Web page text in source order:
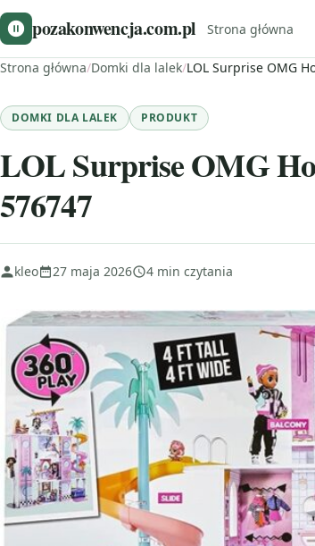
pozakonwencja.com.pl Strona główna
Strona główna/Domki dla lalek/LOL Surprise OMG
DOMKI DLA LALEK PRODUKT
LOL Surprise OMG
576747
kleo 27 maja 2026 4 min czytania